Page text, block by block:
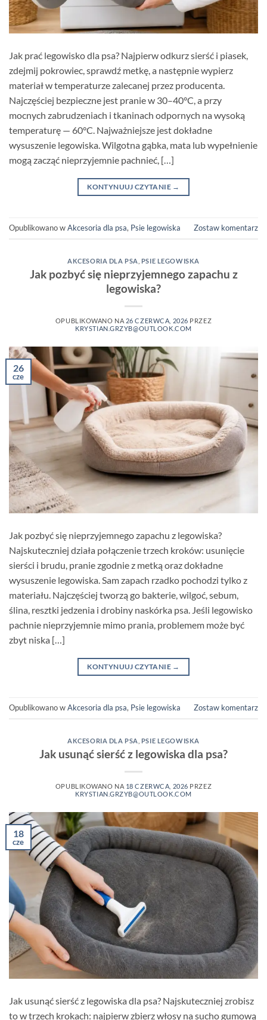
Jak prać legowisko dla psa? Najpierw odkurz sierść i piasek,
zdejmij pokrowiec, sprawdź metkę, a następnie wypierz
materiał w temperaturze zalecanej przez producenta.
Najczęściej bezpieczne jest pranie w 30–40°C, a przy
mocnych zabrudzeniach i tkaninach odpornych na wysoką
temperaturę — 60°C. Najważniejsze jest dokładne
wysuszenie legowiska. Wilgotna gąbka, mata lub wypełnienie
mogą zacząć nieprzyjemnie pachnieć, […]
KONTYNUUJ CZYTANIE →
Opublikowano wAkcesoria dla psa, Psie legowiska Zostaw komentarz
AKCESORIA DLA PSA PSIE LEGOWISKA
Jak pozbyć się nieprzyjemnego zapachu z
legowiska?
OPUBLIKOWANO NA 26 CZERWCA, 2026 PRZEZ
KRYSTIAN.GRZYB@OUTLOOK.COM
26
cze
Jak pozbyć się nieprzyjemnego zapachu z legowiska?
Najskuteczniej działa połączenie trzech kroków: usunięcie
sierści i brudu, pranie zgodnie z metką oraz dokładne
wysuszenie legowiska. Sam zapach rzadko pochodzi tylko z
materiału. Najczęściej tworzą go bakterie, wilgoć, sebum,
ślina, resztki jedzenia i drobiny naskórka psa. Jeśli legowisko
pachnie nieprzyjemnie mimo prania, problemem może być
zbyt niska […]
KONTYNUUJ CZYTANIE →
Opublikowano wAkcesoria dla psa, Psie legowiska Zostaw komentarz
AKCESORIA DLA PSA PSIE LEGOWISKA
Jak usunąć sierść z legowiska dla psa?
OPUBLIKOWANO NA 18 CZERWCA, 2026 PRZEZ
KRYSTIAN.GRZYB@OUTLOOK.COM
18
cze
Jak usunąć sierść z legowiska dla psa? Najskuteczniej zrobisz
to w trzech krokach: najpierw zbierz włosy na sucho gumową